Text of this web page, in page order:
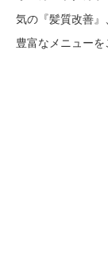
気の『髪質改善
豊富なメニューを